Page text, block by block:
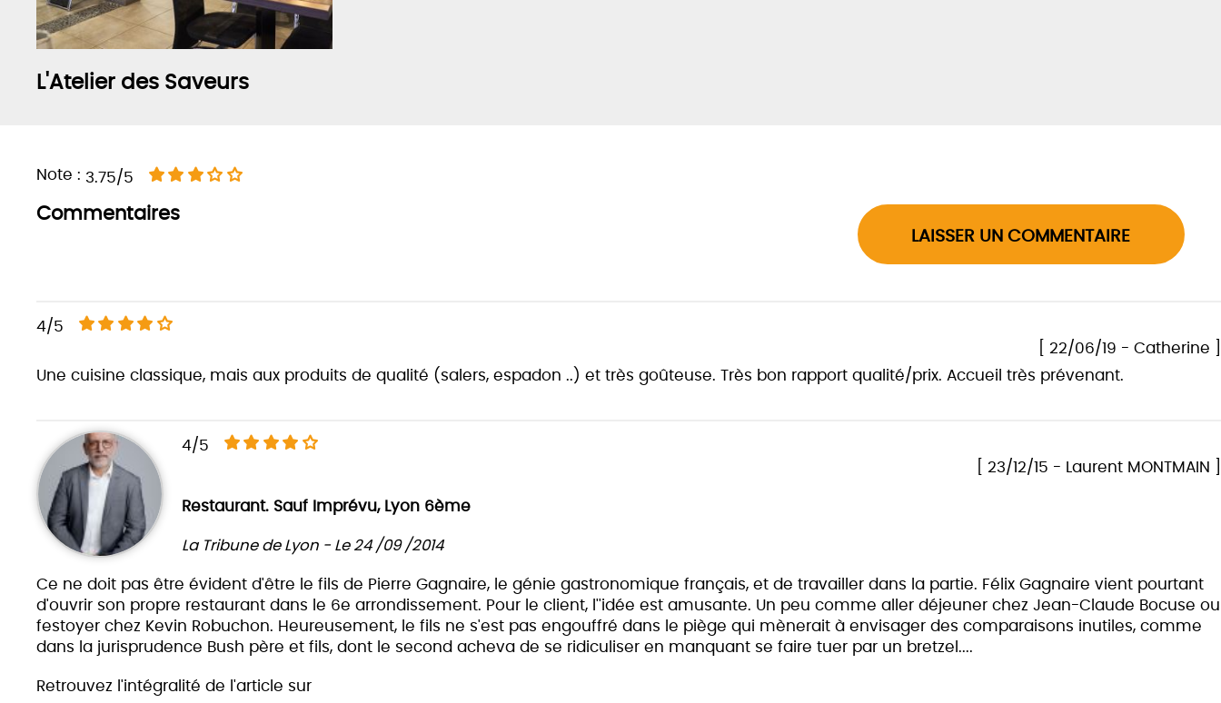
L'Atelier des Saveurs
Note : 3.75/5
LAISSER UN COMMENTAIRE
Commentaires
4/5
[ 22/06/19 - Catherine ]
Une cuisine classique, mais aux produits de qualité (salers, espadon ..) et très goûteuse. Très bon rapport qualité/prix. Accueil très prévenant.
4/5
[ 23/12/15 - Laurent MONTMAIN ]
Restaurant. Sauf Imprévu, Lyon 6ème
La Tribune de Lyon - Le 24 /09 /2014
Ce ne doit pas être évident d'être le fils de Pierre Gagnaire, le génie gastronomique français, et de travailler dans la partie. Félix Gagnaire vient pourtant
d'ouvrir son propre restaurant dans le 6e arrondissement. Pour le client, l''idée est amusante. Un peu comme aller déjeuner chez Jean-Claude Bocuse ou
festoyer chez Kevin Robuchon. Heureusement, le fils ne s'est pas engouffré dans le piège qui mènerait à envisager des comparaisons inutiles, comme
dans la jurisprudence Bush père et fils, dont le second acheva de se ridiculiser en manquant se faire tuer par un bretzel....
Retrouvez l'intégralité de l'article sur